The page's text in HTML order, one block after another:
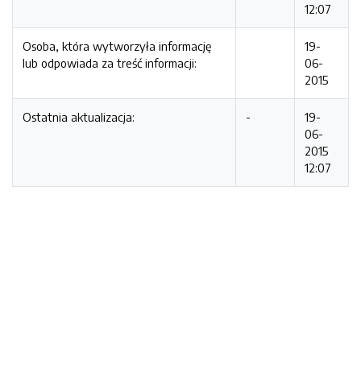
12:07
Osoba, która wytworzyła informację
lub odpowiada za treść informacji:
19-
06-
2015
Ostatnia aktualizacja: -
19-
06-
2015
12:07